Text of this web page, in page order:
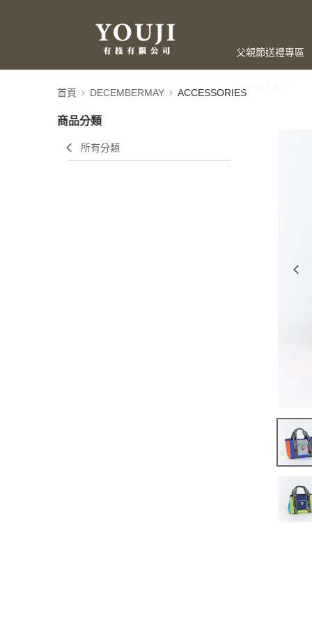
父親節送禮專區
LAHELLA
首頁 DECEMBERMAY ACCESSORIES
商品分類
所有分類